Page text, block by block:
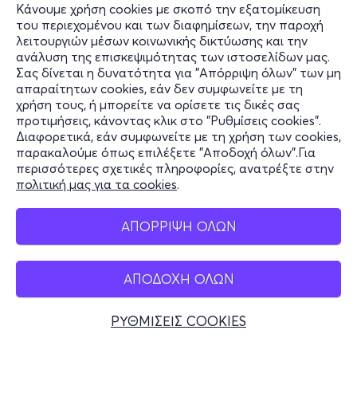
Κάνουμε χρήση cookies με σκοπό την εξατομίκευση
του περιεχομένου και των διαφημίσεων, την παροχή
λειτουργιών μέσων κοινωνικής δικτύωσης και την
ανάλυση της επισκεψιμότητας των ιστοσελίδων μας.
Σας δίνεται η δυνατότητα για "Απόρριψη όλων" των μη
απαραίτητων cookies, εάν δεν συμφωνείτε με τη
χρήση τους, ή μπορείτε να ορίσετε τις δικές σας
προτιμήσεις, κάνοντας κλικ στο "Ρυθμίσεις cookies".
Διαφορετικά, εάν συμφωνείτε με τη χρήση των cookies,
παρακαλούμε όπως επιλέξετε "Αποδοχή όλων".Για
περισσότερες σχετικές πληροφορίες, ανατρέξτε στην
πολιτική μας για τα cookies.
ΑΠΟΡΡΙΨΗ ΟΛΩΝ
ΑΠΟΔΟΧΗ ΟΛΩΝ
ΡΥΘΜΙΣΕΙΣ COOKIES
Πληροφορίες
Υποστήριξη
Stay Connected
Mobile app